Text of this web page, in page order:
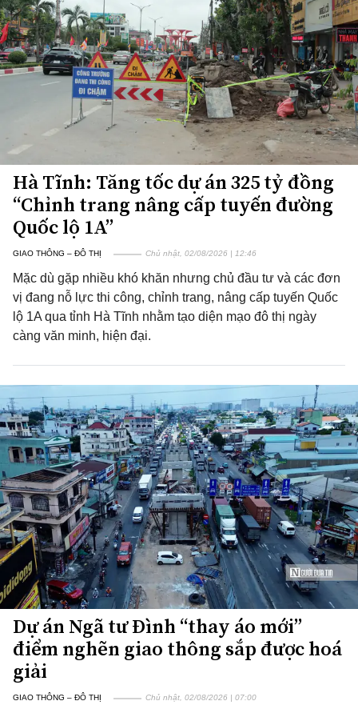
Hà Tĩnh: Tăng tốc dự án 325 tỷ đồng
“Chỉnh trang nâng cấp tuyến đường
Quốc lộ 1A”
GIAO THÔNG – ĐÔ THỊ Chủ nhật, 02/08/2026 | 12:46
Mặc dù gặp nhiều khó khăn nhưng chủ đầu tư và các đơn
vị đang nỗ lực thi công, chỉnh trang, nâng cấp tuyến Quốc
lộ 1A qua tỉnh Hà Tĩnh nhằm tạo diện mạo đô thị ngày
càng văn minh, hiện đại.
Dự án Ngã tư Đình “thay áo mới”
điểm nghẽn giao thông sắp được hoá
giải
GIAO THÔNG – ĐÔ THỊ Chủ nhật, 02/08/2026 | 07:00